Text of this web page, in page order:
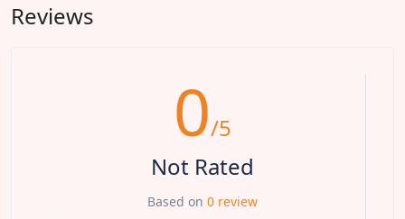
Reviews
0/5
Not Rated
Based on 0 review